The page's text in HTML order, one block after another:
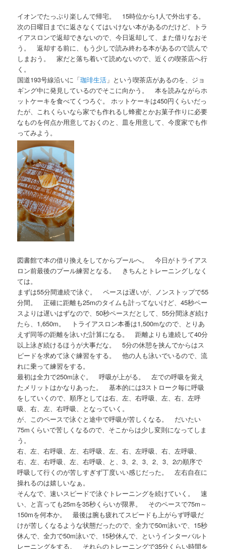
イオンでたっぷり楽しんで帰宅。 15時位から1人で外出する。
次の日曜日までに返さなくてはいけない本があるのだけど、トラ
イアスロンで返却できないので、今日返却して、また借りなおそ
う。 返却する前に、もう少しで読み終わる本があるので読んで
しまおう。 家だと落ち着いて読めないので、近くの喫茶店へ行
く。
国道193号線沿いに「珈琲生活 」という喫茶店があるのを、ジョ
ギング中に発見しているのでそこに向かう。 本を読みながらホ
ットケーキを食べてくつろぐ。 ホットケーキは450円くらいだっ
たが、これくらいなら家でも作れるし蜂蜜とかお菓子作りに必要
なものを何点か用意しておくのと、皿を用意して、今度家でも作
ってみよう。
図書館で本の借り換えをしてからプールへ。 今日がトライアス
ロン前最後のプール練習となる。 きちんとトレーニングしなく
ては。
まずは55分間連続で泳ぐ。 ペースは遅いが、ノンストップで55
分間。 正確に距離も25mのタイムも計ってないけど、45秒ペー
スよりは遅いはずなので、50秒ペースだとして、55分間泳ぎ続け
たら、1,650m。 トライアスロン本番は1,500mなので、とりあ
えず同等の距離を泳いだ計算になる。 距離よりも連続して40分
以上泳ぎ続けるほうが大事だな。 5分の休憩を挟んでからはス
ピードを求めて泳ぐ練習をする。 他の人も泳いでいるので、流
れに乗って練習をする。
最初は全力で250m泳ぐ。 呼吸が上がる。 左での呼吸を覚え
たメリットはかなりあった。 基本的には3ストローク毎に呼吸
をしていくので、順序としては右、左、右呼吸、左、右、左呼
吸、右、左、右呼吸、となっていく。
が、このペースで泳ぐと途中で呼吸が苦しくなる。 だいたい
75mくらいで苦しくなるので、そこからは少し変則になってしま
う。
右、左、右呼吸、左、右呼吸、左、右、左呼吸、右、左呼吸、
右、左、右呼吸、左、右呼吸、と、3、2、3、2、3、2の順序で
呼吸して行くのが苦しすぎず丁度いい感じだった。 左右自在に
操れるのは嬉しいなぁ。
そんなで、速いスピードで泳ぐトレーニングを続けていく。 速
い、と言っても25mを35秒くらいが限界。 そのペースで75m～
150mを何本か。 最後は腕も疲れてスピードも上がらず呼吸だ
けが苦しくなるような状態だったので、全力で50m泳いで、15秒
休んで、全力で50m泳いで、15秒休んで、というインターバルト
レーニングをする。 それらのトレーニングで35分くらい時間を